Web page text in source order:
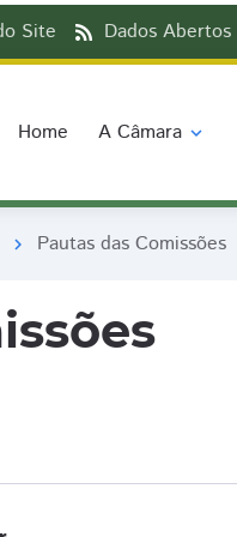
Site Dados Abertos
Home A Câmara expand_more
chevron_right Pautas das Comissões